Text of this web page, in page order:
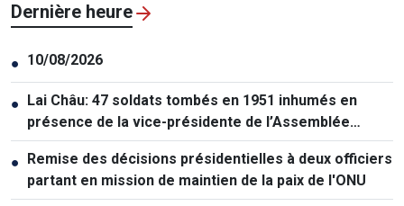
Dernière heure
● 10/08/2026
●
Lai Châu: 47 soldats tombés en 1951 inhumés en
présence de la vice-présidente de l’Assemblée
nationale
●
Remise des décisions présidentielles à deux officiers
partant en mission de maintien de la paix de l'ONU